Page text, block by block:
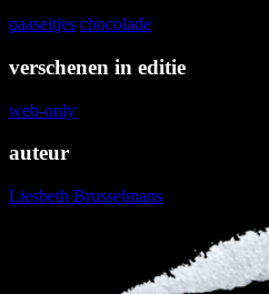
paaseitjes chocolade
verschenen in editie
web-only
auteur
Liesbeth Brusselmans